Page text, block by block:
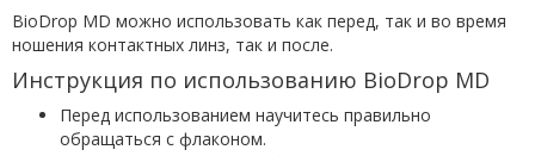
BioDrop MD можно использовать как перед, так и во время
ношения контактных линз, так и после.
Инструкция по использованию BioDrop MD
Перед использованием научитесь правильно
обращаться с флаконом.